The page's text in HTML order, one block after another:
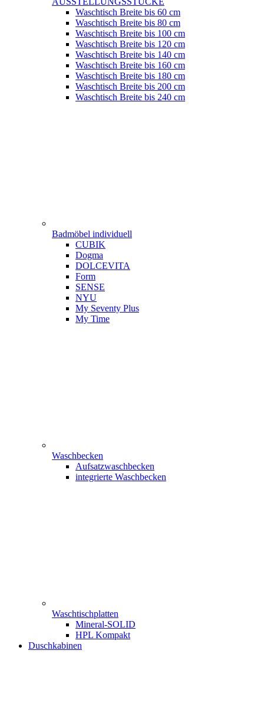
Waschtisch Breite bis 60 cm
Waschtisch Breite bis 80 cm
Waschtisch Breite bis 100 cm
Waschtisch Breite bis 120 cm
Waschtisch Breite bis 140 cm
Waschtisch Breite bis 160 cm
Waschtisch Breite bis 180 cm
Waschtisch Breite bis 200 cm
Waschtisch Breite bis 240 cm
Badmöbel individuell
CUBIK
Dogma
DOLCEVITA
Form
SENSE
NYU
My Seventy Plus
My Time
Waschbecken
Aufsatzwaschbecken
integrierte Waschbecken
Waschtischplatten
Mineral-SOLID
HPL Kompakt
Duschkabinen